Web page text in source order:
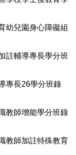
幼兒園身心障礙組
註輔導專長學分班
專長26學分班錄
教師增能學分班錄
教師加註特殊教育